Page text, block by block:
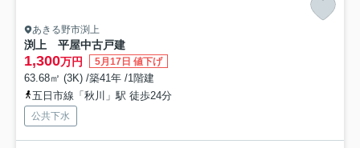
あきる野市渕上
渕上 平屋中古戸建
1,300万円 5月17日 値下げ
63.68㎡ (3K) /築41年 /1階建
五日市線「秋川」駅 徒歩24分
公共下水